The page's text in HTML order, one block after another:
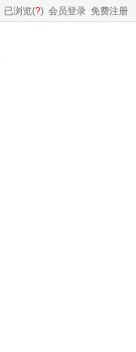
已浏览(?) 会员登录 免费注册